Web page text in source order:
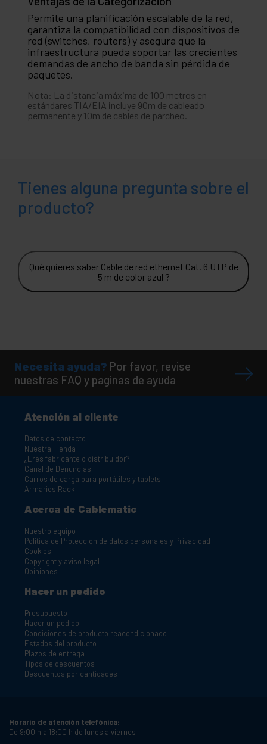
Permite una planificación escalable de la red,
garantiza la compatibilidad con dispositivos de
red (switches, routers) y asegura que la
infraestructura pueda soportar las crecientes
demandas de ancho de banda sin pérdida de
paquetes.
Nota: La distancia máxima de 100 metros en
estándares TIA/EIA incluye 90m de cableado
permanente y 10m de cables de parcheo.
Tienes alguna pregunta sobre el
producto?
Qué quieres saber Cable de red ethernet Cat. 6 UTP de
5 m de color azul ?
Necesita ayuda? Por favor, revise
nuestras FAQ y paginas de ayuda
Atención al cliente
Datos de contacto
Nuestra Tienda
¿Eres fabricante o distribuidor?
Canal de Denuncias
Carros de carga para portátiles y tablets
Armarios Rack
Acerca de Cablematic
Nuestro equipo
Política de Protección de datos personales y Privacidad
Cookies
Copyright y aviso legal
Opiniones
Hacer un pedido
Presupuesto
Hacer un pedido
Condiciones de producto reacondicionado
Estados del producto
Plazos de entrega
Tipos de descuentos
Descuentos por cantidades
Horario de atención telefónica:
De 9:00 h a 18:00 h de lunes a viernes